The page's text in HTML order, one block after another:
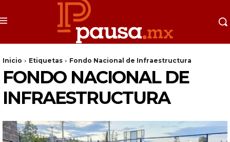
Inicio Etiquetas Fondo Nacional de Infraestructura
FONDO NACIONAL DE
INFRAESTRUCTURA